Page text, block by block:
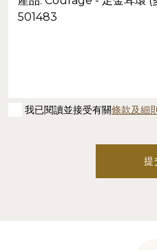
我已閱讀並接受有關條款及細
提